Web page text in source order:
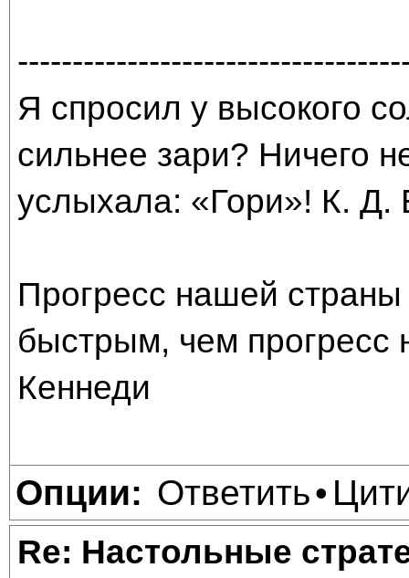
Я спросил у высокого
сильнее зари? Ничего
услыхала: «Гори»! К. Д.
Прогресс нашей
быстрым, чем прогресс
Кеннеди
Опции: Ответить•
Re: Настольные